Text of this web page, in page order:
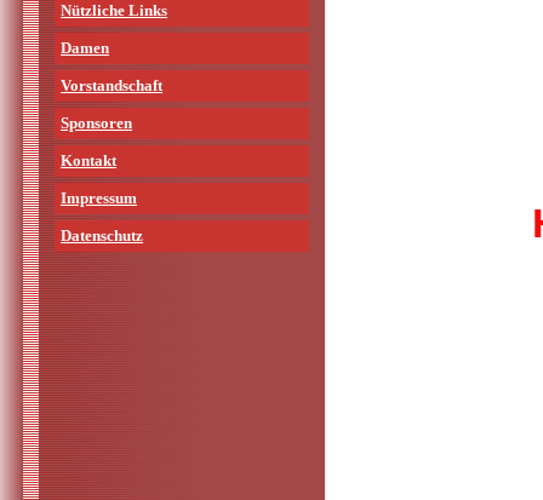
Nützliche Links
Damen
Vorstandschaft
Sponsoren
Kontakt
Impressum
Datenschutz